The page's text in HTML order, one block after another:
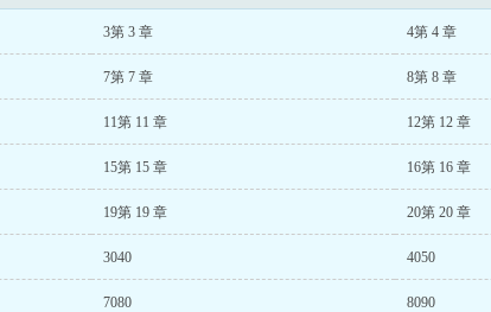
3第 3 章 4第 4 章
7第 7 章 8第 8 章
11第 11 章 12第 12 章
15第 15 章 16第 16 章
19第 19 章 20第 20 章
3040 4050
7080 8090